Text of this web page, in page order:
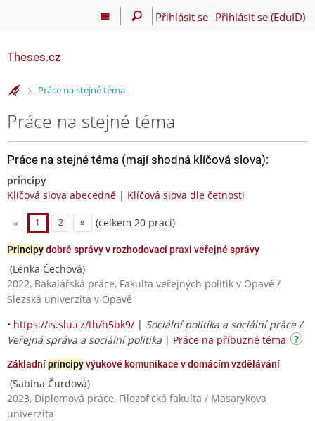
Přihlásit se Přihlásit se (EduID)
Theses.cz
>Práce na stejné téma
Práce na stejné téma
Práce na stejné téma (mají shodná klíčová slova):
principy
Klíčová slova abecedně | Klíčová slova dle četnosti
« 1 2 » (celkem 20 prací)
Principydobré správy v rozhodovací praxi veřejné správy
(Lenka Čechová)
2022, Bakalářská práce, Fakulta veřejných politik v Opavě /
Slezská univerzita v Opavě
• https://is.slu.cz/th/h5bk9/ | Sociální politika a sociální práce /
Veřejná správa a sociální politika | Práce na příbuzné téma
Základníprincipyvýukové komunikace v domácím vzdělávání
(Sabina Čurdová)
2023, Diplomová práce, Filozofická fakulta / Masarykova
univerzita